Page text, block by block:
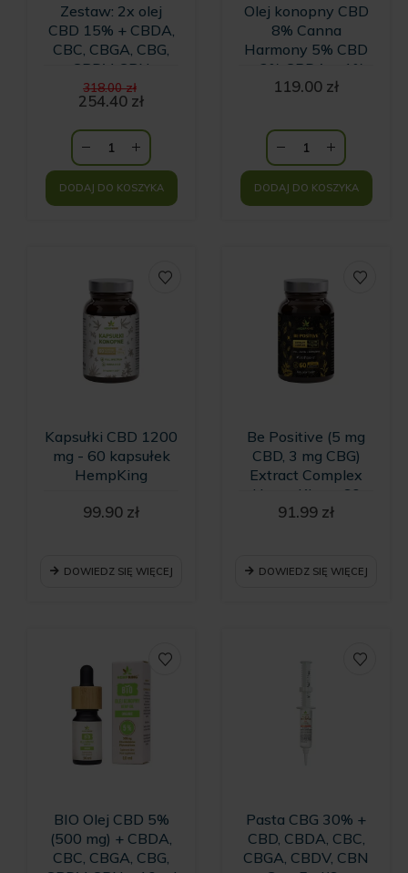
Zestaw: 2x olej
CBD 15% + CBDA,
CBC, CBGA, CBG,
CBDV, CBN
318.00zł
cena
318.00 zł.
254.40 zł
cena
wynosi:
254.40 zł.
DODAJ DO KOSZYKA
Olej konopny CBD
8% Canna
Harmony 5% CBD
+ 2% CBDA + 1%
CBG Natural 800
119.00 zł
DODAJ DO KOSZYKA
Kapsułki CBD 1200
mg - 60 kapsułek
HempKing
99.90 zł
DOWIEDZ SIĘ WIĘCEJ
Be Positive (5 mg
CBD, 3 mg CBG)
Extract Complex
Hemp King - 60
kapsułek
91.99 zł
DOWIEDZ SIĘ WIĘCEJ
BIO Olej CBD 5%
(500 mg) + CBDA,
CBC, CBGA, CBG,
Pasta CBG 30% +
CBD, CBDA, CBC,
CBGA, CBDV, CBN